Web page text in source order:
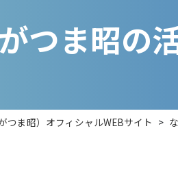
がつま昭の
つま昭）オフィシャルWEBサイト >